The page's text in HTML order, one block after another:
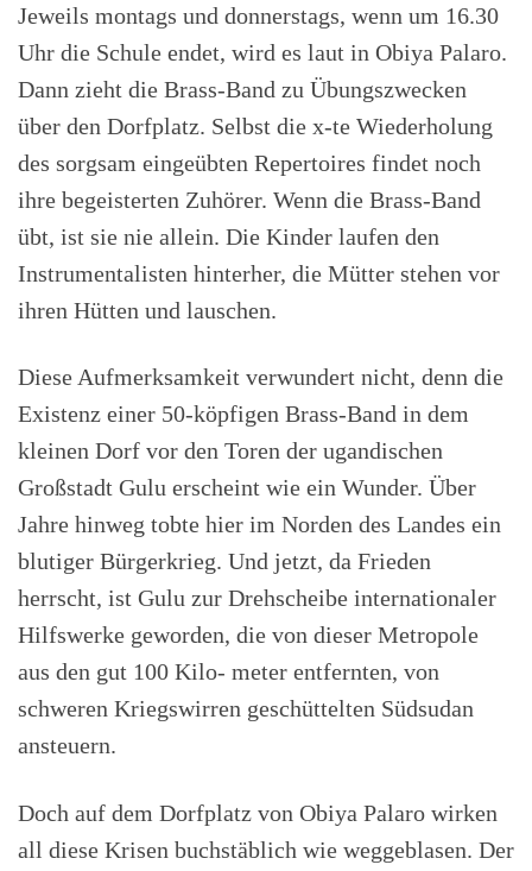
Jeweils montags und donnerstags, wenn um 16.30
Uhr die Schule endet, wird es laut in Obiya Palaro.
Dann zieht die Brass-Band zu Übungszwecken
über den Dorfplatz. Selbst die x-te Wiederholung
des sorgsam eingeübten Repertoires findet noch
ihre begeisterten Zuhörer. Wenn die Brass-Band
übt, ist sie nie allein. Die Kinder laufen den
Instrumentalisten hinterher, die Mütter stehen vor
ihren Hütten und lauschen.
Diese Aufmerksamkeit verwundert nicht, denn die
Existenz einer 50-köpfigen Brass-Band in dem
kleinen Dorf vor den Toren der ugandischen
Großstadt Gulu erscheint wie ein Wunder. Über
Jahre hinweg tobte hier im Norden des Landes ein
blutiger Bürgerkrieg. Und jetzt, da Frieden
herrscht, ist Gulu zur Drehscheibe internationaler
Hilfswerke geworden, die von dieser Metropole
aus den gut 100 Kilo- meter entfernten, von
schweren Kriegswirren geschüttelten Südsudan
ansteuern.
Doch auf dem Dorfplatz von Obiya Palaro wirken
all diese Krisen buchstäblich wie weggeblasen. Der